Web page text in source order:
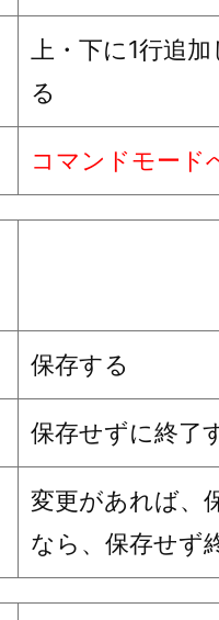
上・下に1行追
る
コマンドモード
保存する
保存せずに終了
変更があれば、
なら、保存せず